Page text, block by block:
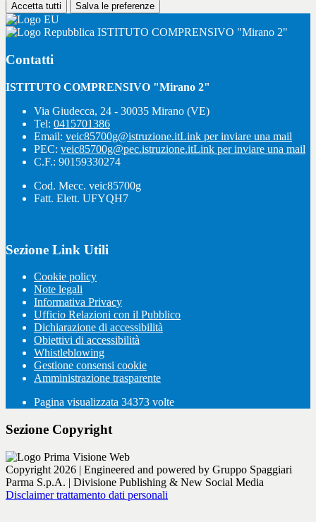
Accetta tutti Salva le preferenze
ISTITUTO COMPRENSIVO "Mirano 2"
Contatti
ISTITUTO COMPRENSIVO "Mirano 2"
Via Giudecca, 24 - 30035 Mirano (VE)
Tel: 0415701386
Email: veic85700g@istruzione.itLink per inviare una mail
PEC: veic85700g@pec.istruzione.itLink per inviare una mail
C.F.: 90159330274
Cod. Mecc. veic85700g
Fatt. Elett. UFYQH7
Sezione Link Utili
Cookie policy
Note legali
Informativa Privacy
Ufficio Relazioni con il Pubblico
Dichiarazione di accessibilità
Obiettivi di accessibilità
Whistleblowing
Gestione consensi cookie
Amministrazione trasparente
Pagina visualizzata 34373 volte
Sezione Copyright
Copyright 2026 | Engineered and powered by Gruppo Spaggiari
Parma S.p.A. | Divisione Publishing & New Social Media
Disclaimer trattamento dati personali